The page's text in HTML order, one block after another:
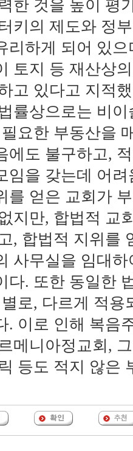
한 것을 높이 평
키의 제도와 정
리하게 되어 있
토지 등 재산상
고 있다고 지적
률상으로는 비
요한 부동산을
에도 불구하고,
임을 갖는데 어
를 얻은 교회가
지만, 합법적 교
, 합법적 지위를
사무실을 임대
다. 또한 동일한
로, 다르게 적용
. 이로 인해 복음
메니아정교회,
등도 적지 않은